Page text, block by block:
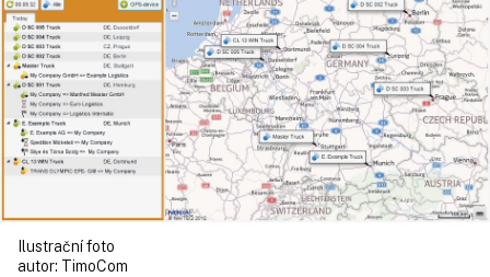
Ilustrační foto
autor: TimoCom